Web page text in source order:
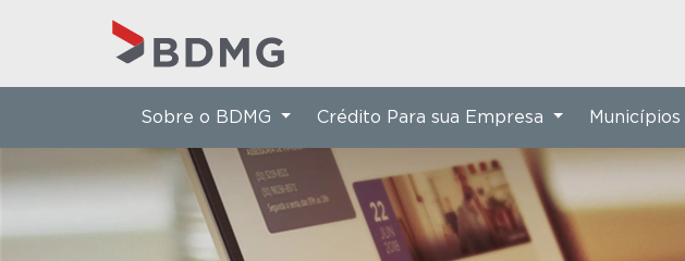
Sobre o BDMG Crédito Para sua Empresa Municípios